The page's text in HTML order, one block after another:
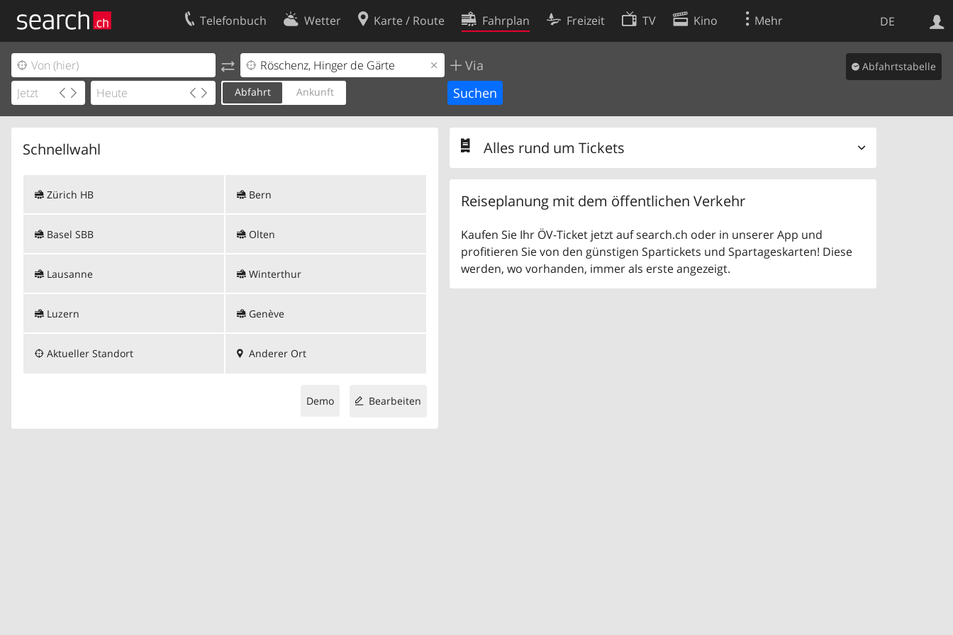
DE
Telefonbuch Wetter Karte / Route Fahrplan Freizeit TV Kino Mehr
Via
Abfahrt Ankunft
Abfahrtstabelle
Schnellwahl
Zürich HB
Basel SBB
Lausanne
Luzern
Bern
Olten
Winterthur
Genève
Aktueller Standort Anderer Ort
Bearbeiten
Demo
Alles rund um Tickets
Reiseplanung mit dem öffentlichen Verkehr
Kaufen Sie Ihr ÖV-Ticket jetzt auf search.ch oder in unserer App und
profitieren Sie von den günstigen Spartickets und Spartageskarten! Diese
werden, wo vorhanden, immer als erste angezeigt.
Ihr Eintrag
Kundencenter Geschäftskunden
Kontakt
Nutzungsbedingungen
Cookie-Einstellungen